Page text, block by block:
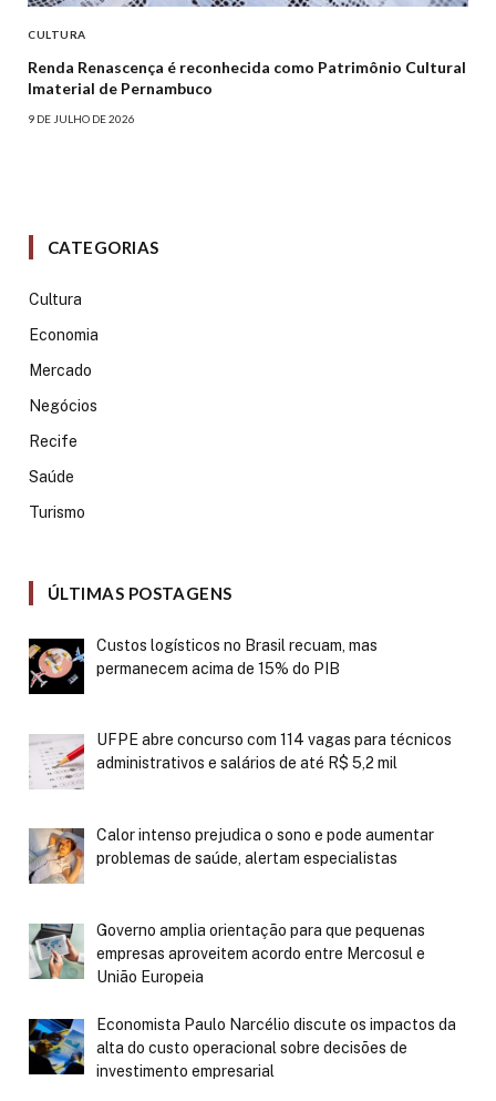
CULTURA
Renda Renascença é reconhecida como Patrimônio Cultural
Imaterial de Pernambuco
9 DE JULHO DE 2026
CATEGORIAS
Cultura
Economia
Mercado
Negócios
Recife
Saúde
Turismo
ÚLTIMAS POSTAGENS
Custos logísticos no Brasil recuam, mas
permanecem acima de 15% do PIB
UFPE abre concurso com 114 vagas para técnicos
administrativos e salários de até R$ 5,2 mil
Calor intenso prejudica o sono e pode aumentar
problemas de saúde, alertam especialistas
Governo amplia orientação para que pequenas
empresas aproveitem acordo entre Mercosul e
União Europeia
Economista Paulo Narcélio discute os impactos da
alta do custo operacional sobre decisões de
investimento empresarial